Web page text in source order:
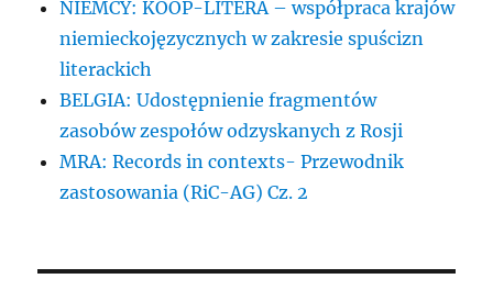
NIEMCY: KOOP-LITERA – współpraca krajów
niemieckojęzycznych w zakresie spuścizn
literackich
BELGIA: Udostępnienie fragmentów
zasobów zespołów odzyskanych z Rosji
MRA: Records in contexts- Przewodnik
zastosowania (RiC-AG) Cz. 2